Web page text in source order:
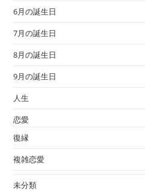
6月の誕生日
7月の誕生日
8月の誕生日
9月の誕生日
人生
恋愛
復縁
複雑恋愛
未分類